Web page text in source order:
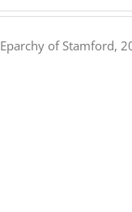
of Stamford,